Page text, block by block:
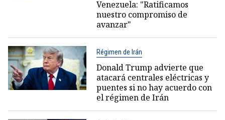
Venezuela: "Ratificamos
nuestro compromiso de
avanzar"
Régimen de Irán
Donald Trump advierte que
atacará centrales eléctricas y
puentes si no hay acuerdo con
el régimen de Irán